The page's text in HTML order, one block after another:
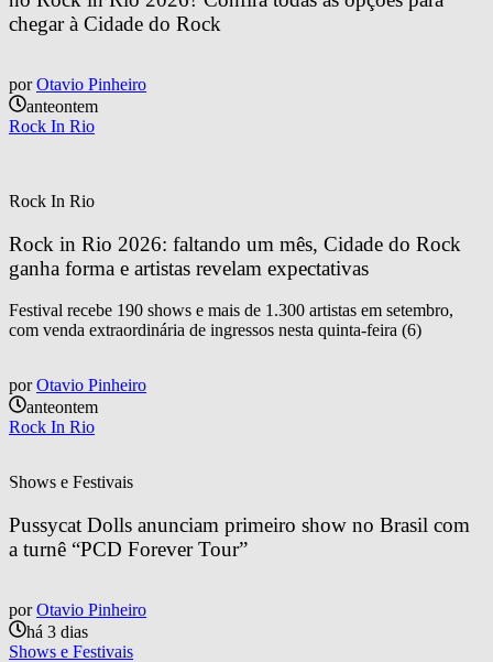
chegar à Cidade do Rock
por Otavio Pinheiro
anteontem
Rock In Rio
Rock In Rio
Rock in Rio 2026: faltando um mês, Cidade do Rock
ganha forma e artistas revelam expectativas
Festival recebe 190 shows e mais de 1.300 artistas em setembro,
com venda extraordinária de ingressos nesta quinta-feira (6)
por Otavio Pinheiro
anteontem
Rock In Rio
Shows e Festivais
Pussycat Dolls anunciam primeiro show no Brasil com
a turnê “PCD Forever Tour”
por Otavio Pinheiro
há 3 dias
Shows e Festivais